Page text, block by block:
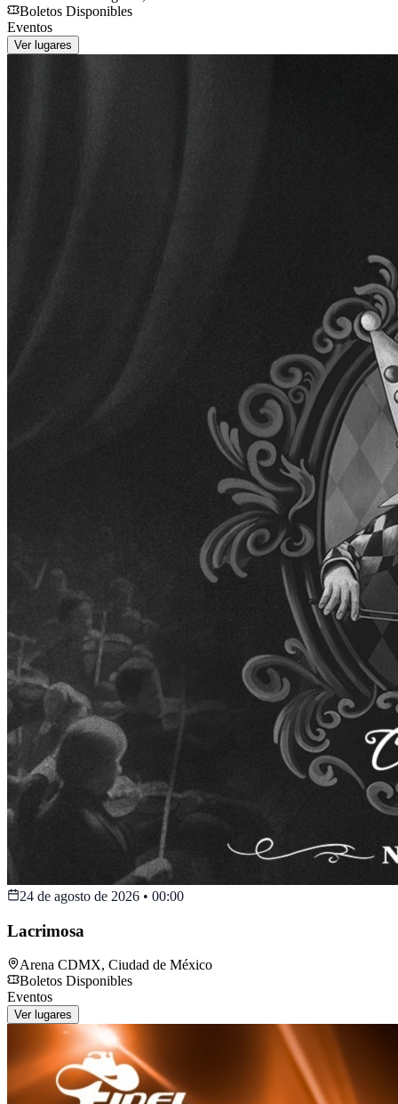
Boletos Disponibles
Eventos
Ver lugares
24 de agosto de 2026 • 00:00
Lacrimosa
Arena CDMX, Ciudad de México
Boletos Disponibles
Eventos
Ver lugares